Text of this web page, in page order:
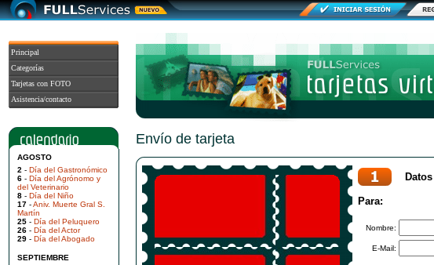
Principal
Categorías
Tarjetas con FOTO
Asistencia/contacto
AGOSTO
2 - Día del Gastronómico
6 - Día del Agrónomo y
del Veterinario
8 - Día del Niño
17 -Aniv. Muerte Gral S.
Martín
25 - Día del Peluquero
26 - Día del Actor
29 - Día del Abogado
SEPTIEMBRE
Envío de tarjeta
Datos
Para:
Nombre:
E-Mail: